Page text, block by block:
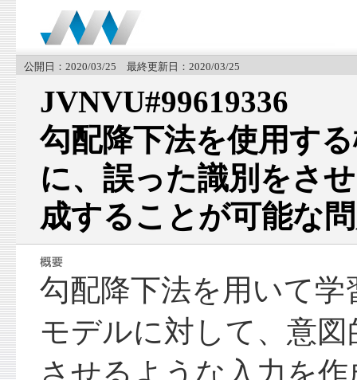
公開日：2020/03/25 最終更新日：2020/03/25
JVNVU#99619336
勾配降下法を使用す
に、誤った識別をさ
成することが可能な
勾配降下法を用いて学
モデルに対して、意